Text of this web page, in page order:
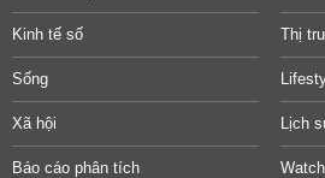
Kinh tế số Thị
Sống
Xã hội Lịch
Báo cáo phân tích